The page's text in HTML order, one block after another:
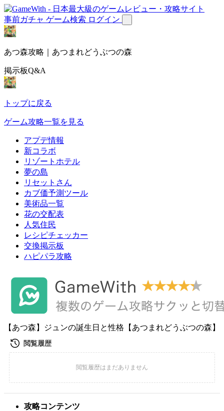
事前ガチャ ゲーム検索 ログイン
あつ森攻略｜あつまれどうぶつの森
掲示板Q&A
トップに戻る
ゲーム攻略一覧を見る
アプデ情報
新コラボ
リゾートホテル
夢の島
リセットさん
カブ価予測ツール
美術品一覧
花の交配表
人気住民
レシピチェッカー
交換掲示板
ハピパラ攻略
【あつ森】ジュンの誕生日と性格【あつまれどうぶつの森】
攻略コンテンツ